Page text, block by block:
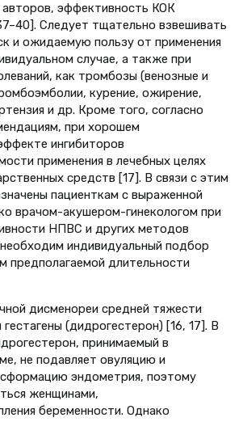
эффективность КОК
Следует тщательно взвешивать
и ожидаемую пользу от применения
случае, а также при
как тромбозы (венозные и
курение, ожирение,
и др. Кроме того, согласно
при хорошем
ингибиторов
применения в лечебных целях
средств [17]. В связи с этим
пациенткам с выраженной
врачом-акушером-гинекологом при
НПВС и других методов
индивидуальный подбор
предполагаемой длительности
дисменореи средней тяжести
(дидрогестерон) [16, 17]. В
принимаемый в
не подавляет овуляцию и
эндометрия, поэтому
женщинами,
беременности. Однако